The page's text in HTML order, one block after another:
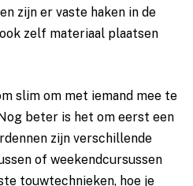
zijn er vaste haken in de
zelf materiaal plaatsen
slim om met iemand mee te
beter is het om eerst een
zijn verschillende
of weekendcursussen
touwtechnieken, hoe je